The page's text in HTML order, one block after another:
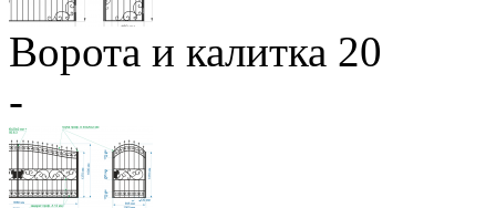
Ворота и калитка 20
-